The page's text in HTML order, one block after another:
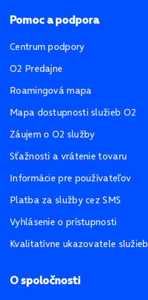
Pomoc a podpora
Centrum podpory
O2 Predajne
Roamingová mapa
Mapa dostupnosti služieb O2
Záujem o O2 služby
Sťažnosti a vrátenie tovaru
Informácie pre používateľov
Platba za služby cez SMS
Vyhlásenie o prístupnosti
Kvalitatívne ukazovatele služieb
O spoločnosti